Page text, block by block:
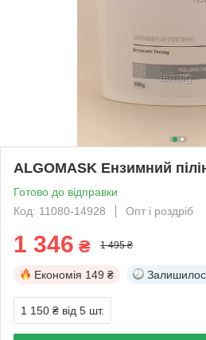
ALGOMASK Ензимний
Готово до відправки
Код: 11080-14928
Опт і роздріб
1 346 ₴ 1 495 ₴
Економія 149 ₴
1 150 ₴ від 5 шт.